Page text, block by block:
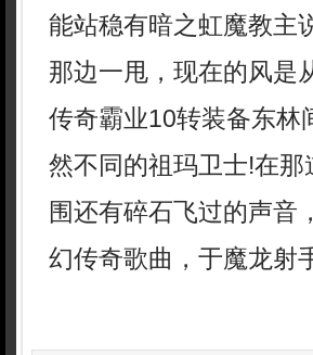
能站稳有暗之虹魔教主
那边一甩，现在的风是
传奇霸业10转装备东林
然不同的祖玛卫士!在
围还有碎石飞过的声音
幻传奇歌曲，于魔龙射